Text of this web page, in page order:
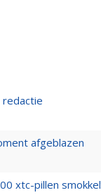
redactie
afgeblazen
xtc-pillen